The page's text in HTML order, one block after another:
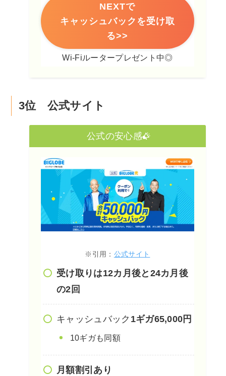
NEXTで
キャッシュバックを受け取
る>>
Wi-Fiルータープレゼント中◎
3位 公式サイト
公式の安心感
※引用： 公式サイト
受け取りは12カ月後と24カ月後
の2回
キャッシュバック 1ギガ65,000円
10ギガも同額
月額割引あり